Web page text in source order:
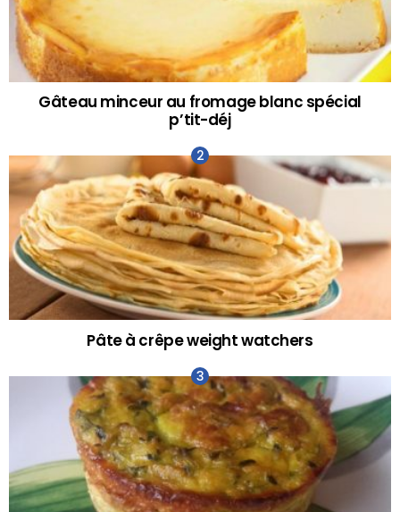
Gâteau minceur au fromage blanc spécial
p’tit-déj
Pâte à crêpe weight watchers